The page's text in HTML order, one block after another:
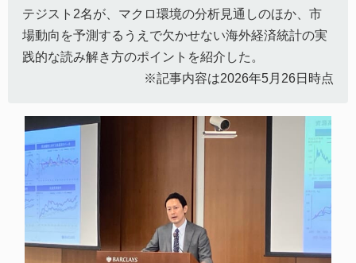
テジスト2名が、マクロ環境の分析見通しのほか、市
場動向を予測するうえで欠かせない海外経済統計の実
践的な読み解き方のポイントを紹介した。
※記事内容は2026年5月26日時点